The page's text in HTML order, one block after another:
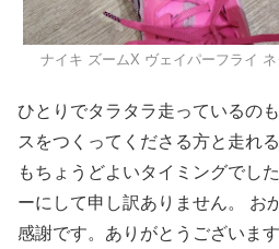
ナイキ ズームX ヴェイパーフライ ネ
ひとりでタラタラ走っているの
スをつくってくださる方と走れ
もちょうどよいタイミングでし
ーにして申し訳ありません。 お
感謝です。ありがとうございます